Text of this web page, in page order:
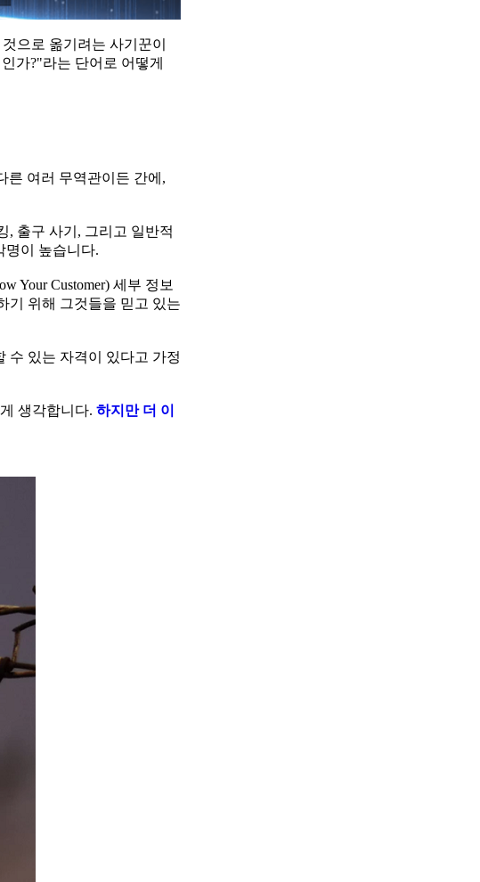
으로 옮기려는 사기꾼이
가?"라는 단어로 어떻게
른 여러 무역관이든 간에,
, 출구 사기, 그리고 일반적
명이 높습니다.
Your Customer) 세부 정보
기 위해 그것들을 믿고 있는
수 있는 자격이 있다고 가정
생각합니다. 하지만 더 이